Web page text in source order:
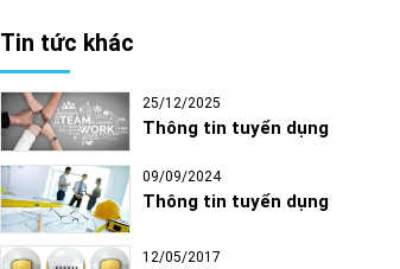
Tin tức khác
25/12/2025
Thông tin tuyển dụng
09/09/2024
Thông tin tuyển dụng
12/05/2017